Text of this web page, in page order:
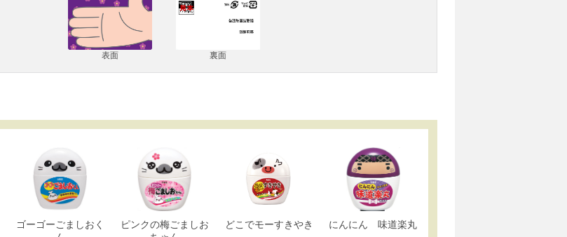
表面 裏面
ゴーゴーごましおく
ピンクの梅ごましお
どこでモーすきやき にんにん 味道楽丸